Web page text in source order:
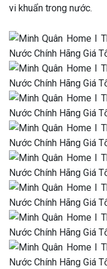
vi khuẩn trong nước.